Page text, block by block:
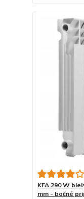
KFA 290 W
mm - bočné